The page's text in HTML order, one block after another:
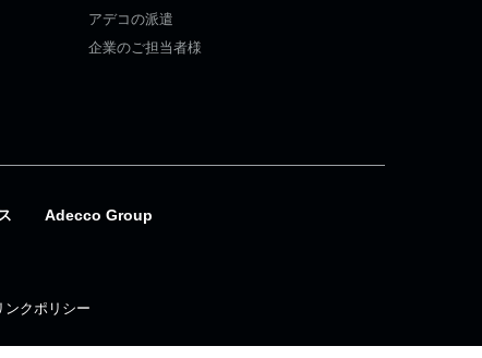
アデコの派遣
企業のご担当者様
Adecco Group
ンクポリシー